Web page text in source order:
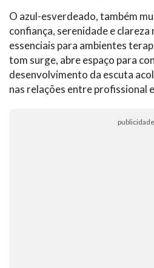
O azul-esverdeado, também
confiança, serenidade e
essenciais para ambientes
tom surge, abre espaço para
desenvolvimento da escuta
nas relações entre profissional
publicidade